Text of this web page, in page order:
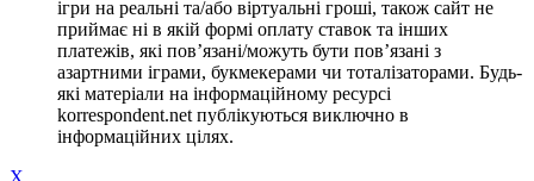
ігри на реальні та/або віртуальні гроші, також сайт не
приймає ні в якій формі оплату ставок та інших
платежів, які пов’язані/можуть бути пов’язані з
азартними іграми, букмекерами чи тоталізаторами. Будь-
які матеріали на інформаційному ресурсі
korrespondent.net публікуються виключно в
інформаційних цілях.
X